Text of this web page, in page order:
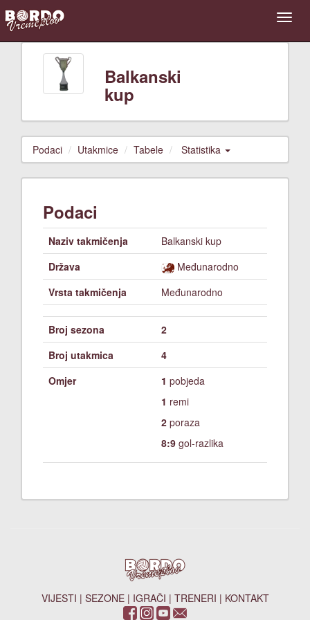
Balkanski
kup
Podaci Utakmice Tabele Statistika
Podaci
Naziv takmičenja
Balkanski kup
Država
Međunarodno
Vrsta takmičenja
Međunarodno
Broj sezona
2
Broj utakmica
4
Omjer
1 pobjeda
1 remi
2 poraza
8:9 gol-razlika
VIJESTI | SEZONE| IGRAČI | TRENERI | KONTAKT